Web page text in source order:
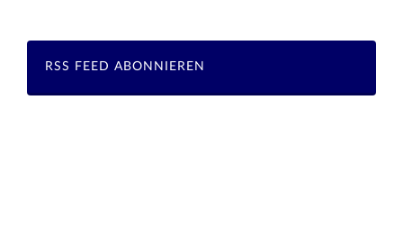
RSS FEED ABONNIEREN